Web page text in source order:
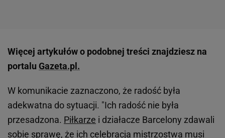
Więcej artykułów o podobnej treści znajdziesz na
portalu Gazeta.pl.
W komunikacie zaznaczono, że radość była
adekwatna do sytuacji. "Ich radość nie była
przesadzona. Piłkarze i działacze Barcelony zdawali
sobie sprawę, że ich celebracja mistrzostwa musi